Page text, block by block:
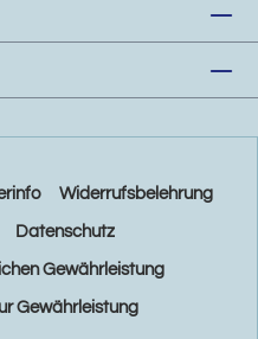
Widerrufsbelehrung
Datenschutz
Gewährleistung
Gewährleistung